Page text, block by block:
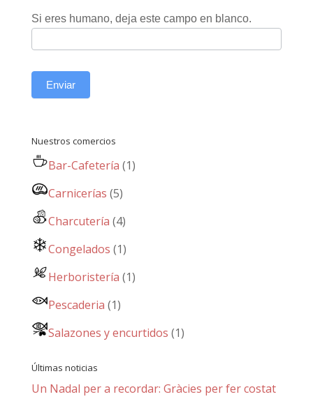
Si eres humano, deja este campo en blanco.
Enviar
Nuestros comercios
Bar-Cafetería (1)
Carnicerías (5)
Charcutería (4)
Congelados (1)
Herboristería (1)
Pescaderia (1)
Salazones y encurtidos (1)
Últimas noticias
Un Nadal per a recordar: Gràcies per fer costat